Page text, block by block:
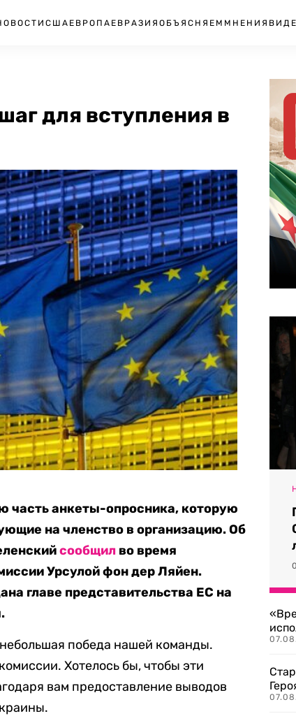
США ЕВРОПА ЕВРАЗИЯ ОБЪЯСНЯЕМ МНЕНИЯ
для вступления в
часть анкеты-опросника, которую
на членство в организацию. Об
сообщил во время
Урсулой фон дер Ляйен.
главе представительства ЕС на
победа нашей команды.
Хотелось бы, чтобы эти
вам предоставление выводов